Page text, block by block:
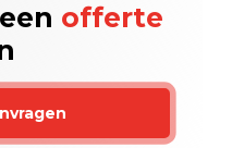
offerte